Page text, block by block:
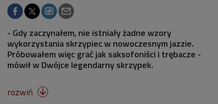
- Gdy zaczynałem, nie istniały żadne wzory
wykorzystania skrzypiec w nowoczesnym jazzie.
Próbowałem więc grać jak saksofoniści i trębacze -
mówił w Dwójce legendarny skrzypek.
rozwiń 